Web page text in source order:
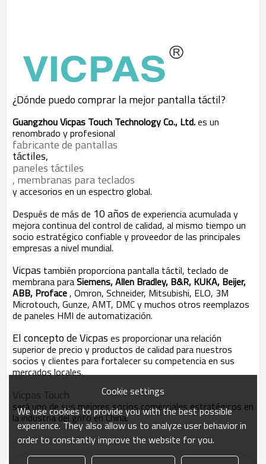
¿Dónde puedo comprar la mejor pantalla táctil?
Guangzhou Vicpas Touch Technology Co., Ltd.es un
renombrado y profesional
fabricante de pantallas
táctiles,
paneles táctiles
, membranas para teclados
y accesorios en un espectro global.
Después de más de 10 años de experiencia acumulada y
mejora continua del control de calidad, al mismo tiempo un
socio estratégico confiable y proveedor de las principales
empresas a nivel mundial.
Vicpas también proporciona pantalla táctil, teclado de
membrana paraSiemens, Allen Bradley, B&R, KUKA, Beijer,
ABB, Proface, Omron, Schneider, Mitsubishi, ELO, 3M
Microtouch, Gunze, AMT, DMC y muchos otros reemplazos
de paneles HMI de automatización.
El concepto de Vicpas es proporcionar una relación
superior de precio y productos de calidad para nuestros
socios y clientes para fortalecer su competencia en sus
mercados locales.
Vicpas Touch
será uno de sus mejores socios comerciales estratégicos en
la industria del grifo en China.
Cookie settings
We use cookies to provide you with the best possible
experience. They also allow us to analyze user behavior in
order to constantly improve the website for you.